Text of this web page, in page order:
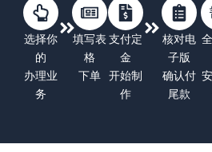
选择你
的
办理业
务
填写表
格
下单
支付定
金
开始制
作
核对电
子版
确认付
尾款